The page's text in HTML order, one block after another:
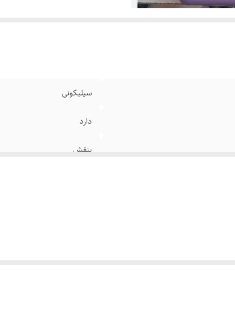
سیلیکونی
دارد
بنفش